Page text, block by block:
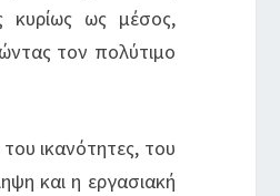
κυρίως ως μέσος,
τον πολύτιμο
ικανότητες, του
και η εργασιακή